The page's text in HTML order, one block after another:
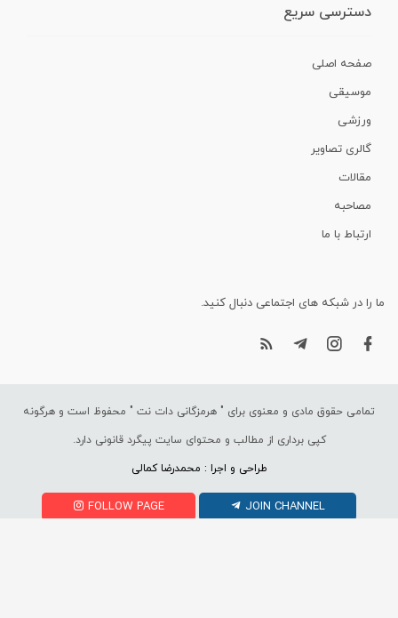
دسترسی سریع
صفحه اصلی
موسیقی
ورزشی
گالری تصاویر
مقالات
مصاحبه
ارتباط با ما
ما را در شبکه های اجتماعی دنبال کنید.
تمامی حقوق مادی و معنوی برای " هرمزگانی دات نت " محفوظ است و هرگونه
کپی برداری از مطالب و محتوای سایت پیگرد قانونی دارد.
طراحی و اجرا : محمدرضا کمالی
FOLLOW PAGE JOIN CHANNEL